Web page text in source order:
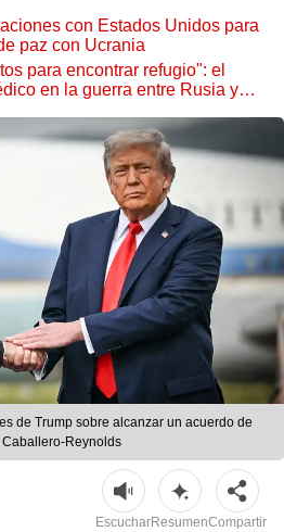
con Estados Unidos para
paz con Ucrania
para encontrar refugio": el
en la guerra entre Rusia y
de Trump sobre alcanzar un acuerdo de
Reynolds
EscucharResumenCompartir